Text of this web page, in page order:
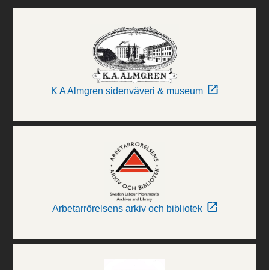
K A Almgren sidenväveri & museum
Arbetarrörelsens arkiv och bibliotek